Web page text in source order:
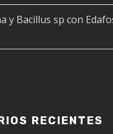
y Bacillus sp con
RECIENTES